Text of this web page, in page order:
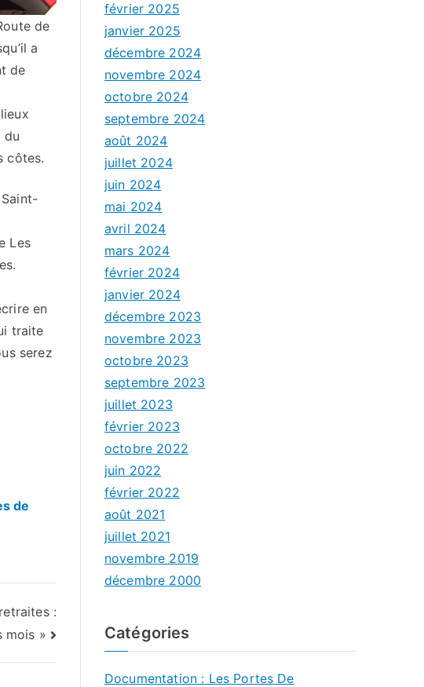
de
a
de
du
côtes.
Les
en
traite
serez
de
:
mois »
février 2025
janvier 2025
décembre 2024
novembre 2024
octobre 2024
septembre 2024
août 2024
juillet 2024
juin 2024
mai 2024
avril 2024
mars 2024
février 2024
janvier 2024
décembre 2023
novembre 2023
octobre 2023
septembre 2023
juillet 2023
février 2023
octobre 2022
juin 2022
février 2022
août 2021
juillet 2021
novembre 2019
décembre 2000
Catégories
Documentation : Les Portes De